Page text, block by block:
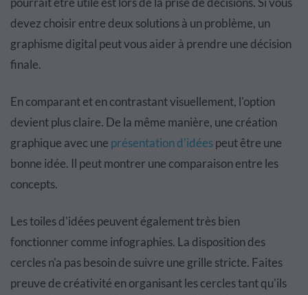
devez choisir entre deux solutions à un problème, un
graphisme digital peut vous aider à prendre une décision
finale.
En comparant et en contrastant visuellement, l'option
devient plus claire. De la même manière, une création
graphique avec une présentation d'idéespeut être une
bonne idée. Il peut montrer une comparaison entre les
concepts.
Les toiles d'idées peuvent également très bien
fonctionner comme infographies. La disposition des
cercles n'a pas besoin de suivre une grille stricte. Faites
preuve de créativité en organisant les cercles tant qu'ils